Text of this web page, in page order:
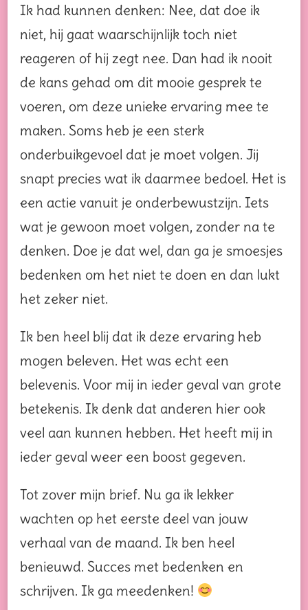
Ik had kunnen denken: Nee, dat doe ik
niet, hij gaat waarschijnlijk toch niet
reageren of hij zegt nee. Dan had ik nooit
de kans gehad om dit mooie gesprek te
voeren, om deze unieke ervaring mee te
maken. Soms heb je een sterk
onderbuikgevoel dat je moet volgen. Jij
snapt precies wat ik daarmee bedoel. Het is
een actie vanuit je onderbewustzijn. Iets
wat je gewoon moet volgen, zonder na te
denken. Doe je dat wel, dan ga je smoesjes
bedenken om het niet te doen en dan lukt
het zeker niet.
Ik ben heel blij dat ik deze ervaring heb
mogen beleven. Het was echt een
belevenis. Voor mij in ieder geval van grote
betekenis. Ik denk dat anderen hier ook
veel aan kunnen hebben. Het heeft mij in
ieder geval weer een boost gegeven.
Tot zover mijn brief. Nu ga ik lekker
wachten op het eerste deel van jouw
verhaal van de maand. Ik ben heel
benieuwd. Succes met bedenken en
schrijven. Ik ga meedenken!